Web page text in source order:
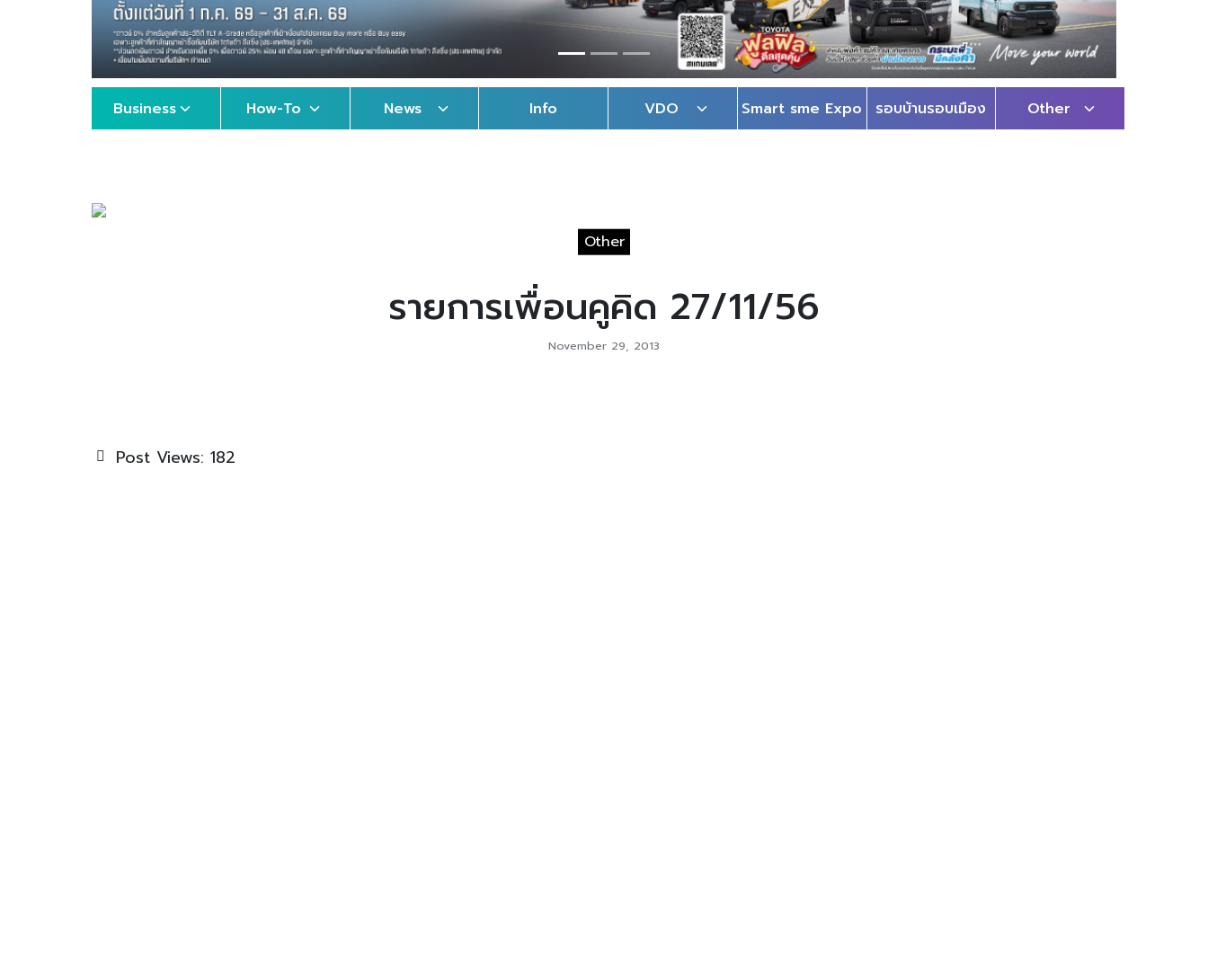
Business How-To News Info VDO Smart sme Expo รอบบ้านรอบเมือง Other
Other
รายการเพื่อนคูคิด 27/11/56
November 29, 2013
Post Views: 182